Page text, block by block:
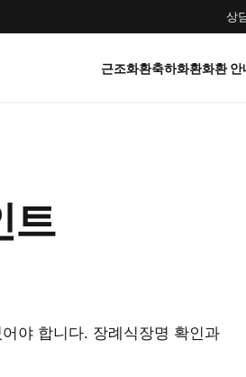
상
근조화환축하화환화환 안
트
야 합니다. 장례식장명 확인과